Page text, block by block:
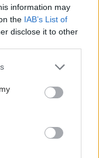
information may
the IAB’s List of
disclose it to other
or more Google
You may click to
party tags to
in below Google